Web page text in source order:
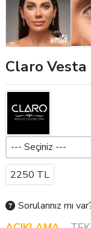
Claro Vesta
Sorularınız mı
Dioptri (Pwr)
Tavsiye Edilen Satış
2250 TL